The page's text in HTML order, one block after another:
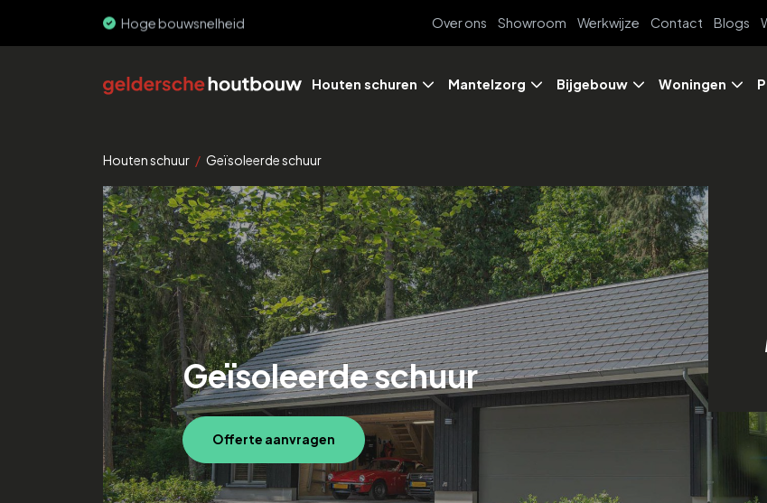
Hoge bouwsnelheid Over ons Showroom Werkwijze Contact Blogs
Houten schuren Mantelzorg Bijgebouw Woningen
Houten schuur / Geïsoleerde schuur
Geïsoleerde schuur
Offerte aanvragen